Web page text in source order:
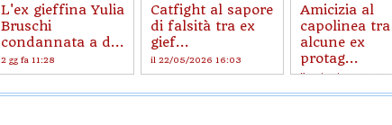
L'ex gieffina Yulia
Bruschi
condannata a d...
2 gg fa 11:28
Catfight al sapore
di falsità tra ex
gief...
il 22/05/2026 16:03
Amicizia al
capolinea tra
alcune ex
protag...
il 19/05/2026 16:53